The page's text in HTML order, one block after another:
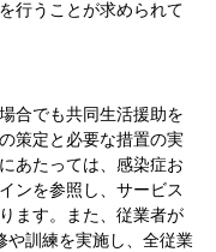
行うことが求められて
合でも共同生活援助を
策定と必要な措置の実
あたっては、感染症お
ンを参照し、サービス
ます。また、従業者が
や訓練を実施し、全従業